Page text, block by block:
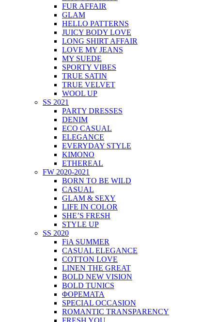
FUR AFFAIR
GLAM
HELLO PATTERNS
JUICY BODY LOVE
LONG SHIRT AFFAIR
LOVE MY JEANS
MY SUEDE
SPORTY VIBES
TRUE SATIN
TRUE VELVET
WOOL UP
SS 2021
PARTY DRESSES
DENIM
ECO CASUAL
ELEGANCE
EVERYDAY STYLE
KIMONO
ETHEREAL
FW 2020-2021
BORN TO BE WILD
CASUAL
GLAM & SEXY
LIFE IN COLOR
SHE’S FRESH
STYLE UP
SS 2020
FiA SUMMER
CASUAL ELEGANCE
COTTON LOVE
LINEN THE GREAT
BOLD NEW VISION
BOLD TUNICS
ΦΟΡΕΜΑΤΑ
SPECIAL OCCASION
ROMANTIC TRANSPARENCY
FRESH YOU